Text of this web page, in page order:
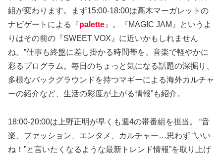
組が変わります。まず15:00-18:00は高木マーガレットの
ナビゲートによる『palette 』。『MAGIC JAM』というよ
りはその前の『SWEET VOX』に近いかもしれません
ね。”仕事も終盤に差し掛かる時間帯を、音楽で軽やかに
彩るプログラム。毎日のちょっと気になる話題の深掘り、
多様なバックグラウンドを持つマギーによる海外カルチャ
ーの紹介など、生活の彩度が上がる情報”も紹介。
18:00-20:00は上野正明が早くも週4の帯番組を担当。 “音
楽、ファッション、エンタメ、カルチャー…思わず “いい
ね！”と言いたくなるような最新トレンド情報”を取り上げ